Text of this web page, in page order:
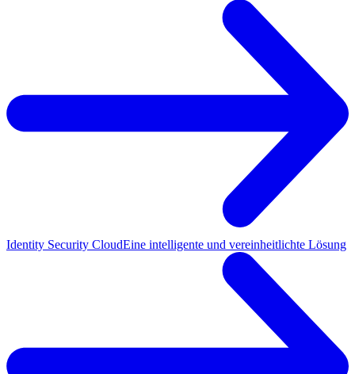
Identity Security CloudEine intelligente und vereinheitlichte Lösung